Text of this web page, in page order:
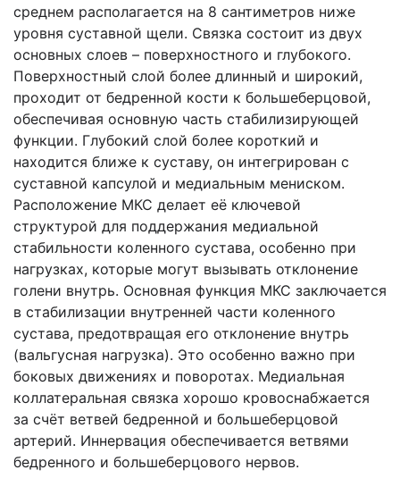
среднем располагается на 8 сантиметров ниже
уровня суставной щели. Связка состоит из двух
основных слоев – поверхностного и глубокого.
Поверхностный слой более длинный и широкий,
проходит от бедренной кости к большеберцовой,
обеспечивая основную часть стабилизирующей
функции. Глубокий слой более короткий и
находится ближе к суставу, он интегрирован с
суставной капсулой и медиальным мениском.
Расположение МКС делает её ключевой
структурой для поддержания медиальной
стабильности коленного сустава, особенно при
нагрузках, которые могут вызывать отклонение
голени внутрь. Основная функция МКС заключается
в стабилизации внутренней части коленного
сустава, предотвращая его отклонение внутрь
(вальгусная нагрузка). Это особенно важно при
боковых движениях и поворотах. Медиальная
коллатеральная связка хорошо кровоснабжается
за счёт ветвей бедренной и большеберцовой
артерий. Иннервация обеспечивается ветвями
бедренного и большеберцового нервов.